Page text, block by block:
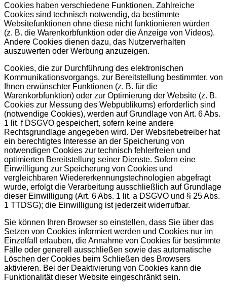
Cookies haben verschiedene Funktionen. Zahlreiche
Cookies sind technisch notwendig, da bestimmte
Websitefunktionen ohne diese nicht funktionieren würden
(z. B. die Warenkorbfunktion oder die Anzeige von Videos).
Andere Cookies dienen dazu, das Nutzerverhalten
auszuwerten oder Werbung anzuzeigen.
Cookies, die zur Durchführung des elektronischen
Kommunikationsvorgangs, zur Bereitstellung bestimmter, von
Ihnen erwünschter Funktionen (z. B. für die
Warenkorbfunktion) oder zur Optimierung der Website (z. B.
Cookies zur Messung des Webpublikums) erforderlich sind
(notwendige Cookies), werden auf Grundlage von Art. 6 Abs.
1 lit. f DSGVO gespeichert, sofern keine andere
Rechtsgrundlage angegeben wird. Der Websitebetreiber hat
ein berechtigtes Interesse an der Speicherung von
notwendigen Cookies zur technisch fehlerfreien und
optimierten Bereitstellung seiner Dienste. Sofern eine
Einwilligung zur Speicherung von Cookies und
vergleichbaren Wiedererkennungstechnologien abgefragt
wurde, erfolgt die Verarbeitung ausschließlich auf Grundlage
dieser Einwilligung (Art. 6 Abs. 1 lit. a DSGVO und § 25 Abs.
1 TTDSG); die Einwilligung ist jederzeit widerrufbar.
Sie können Ihren Browser so einstellen, dass Sie über das
Setzen von Cookies informiert werden und Cookies nur im
Einzelfall erlauben, die Annahme von Cookies für bestimmte
Fälle oder generell ausschließen sowie das automatische
Löschen der Cookies beim Schließen des Browsers
aktivieren. Bei der Deaktivierung von Cookies kann die
Funktionalität dieser Website eingeschränkt sein.